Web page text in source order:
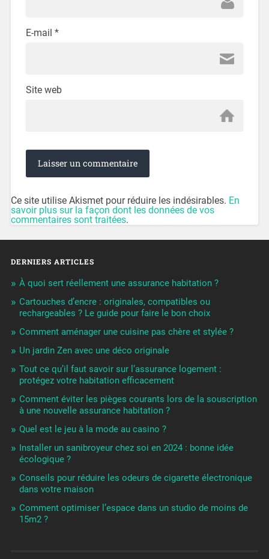
E-mail *
Site web
Ce site utilise Akismet pour réduire les indésirables. En
savoir plus sur la façon dont les données de vos
commentaires sont traitées.
DERNIERS ARTICLES
À quoi sert réellement une assurance habitation ?
Cartouches d’encre : originales, compatibles ou
rechargeables ? Le guide pour faire le bon choix
Comment aménager une cuisine pas chère et stylée ?
Un jardin Zen avec une déco originale
Tout ce qu’il faut savoir sur l’assurance logement :
protégez votre habitation efficacement
Comment éviter les pièges courants lors de la souscription
à une nouvelle assurance habitation ?
Quel est le jeu à la mode au casino ?
Installer un sanibroyeur chez soi en 2024 : bonne idée
écologique ?
Conseils pour réduire les odeurs de cigarette électronique
dans votre maison
Comment optimiser l’espace dans un studio de moins de
15m2 ?